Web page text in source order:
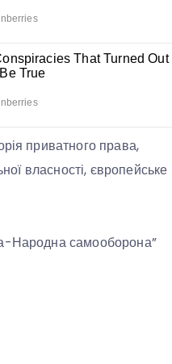
приватного права,
власності, європейське
Народна самооборона”